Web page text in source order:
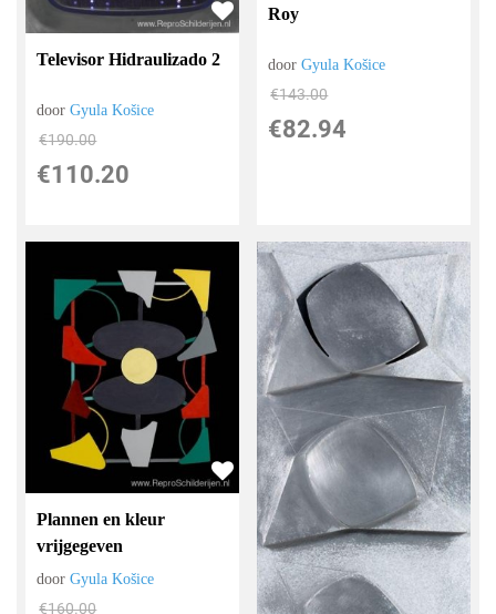
Televisor Hidraulizado 2
doorGyula Košice
€190.00
€110.20
Roy
doorGyula Košice
€143.00
€82.94
Plannen en kleur
vrijgegeven
doorGyula Košice
€160.00